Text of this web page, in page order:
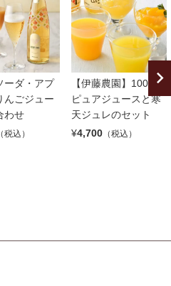
ーダ・アプ
んごジュー
わせ
（税込）
【伊藤農園】100％
ピュアジュースと寒
天ジュレのセット
¥4,700 （税込）